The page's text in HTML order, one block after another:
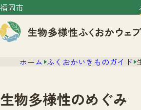
福岡市
ホーム ふくおかいきものガイド
生物多様性のめぐみ